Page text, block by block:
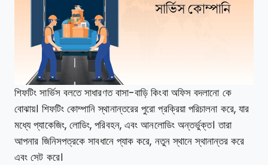
শিফটিং সার্ভিস বলতে সাধারণত বাসা-বাড়ি কিংবা অফিস বদলানো কে
বোঝায়। শিফটিং কোম্পানি স্থানান্তরের পুরো প্রক্রিয়া পরিচালনা করে, যার
মধ্যে প্যাকেজিং, লোডিং, পরিবহন, এবং আনলোডিং অন্তর্ভুক্ত। তারা
আপনার জিনিসপত্রকে সাবধানে প্যাক করে, নতুন স্থানে স্থানান্তর করে
এবং সেট করে।